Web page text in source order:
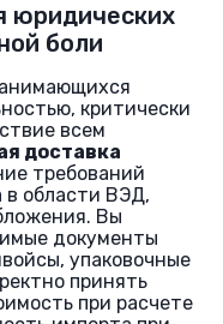
юридических
боли
критически
всем
доставка
требований
в области ВЭД,
Вы
документы
упаковочные
принять
при расчете